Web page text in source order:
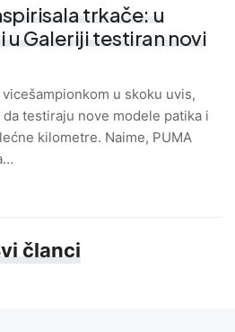
trkače: u
u Galeriji testiran novi
u skoku uvis,
testiraju nove modele patika i
kilometre. Naime, PUMA
članci